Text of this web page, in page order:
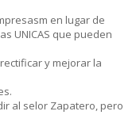
en lugar de
UNICAS que pueden
y mejorar la
al selor Zapatero, pero